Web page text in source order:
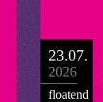
23.07.
2026
floatend